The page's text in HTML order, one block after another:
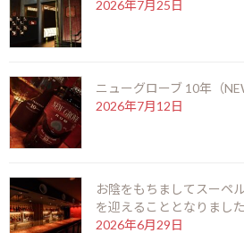
F
e
b
o
o
k
e
se
n
er
p
n
k
カテゴリー
前の記事
2026年7月25日
ニューグローブ 10年（
2026年7月12日
お陰をもちましてスーペ
を迎えることとなりました
2026年6月29日